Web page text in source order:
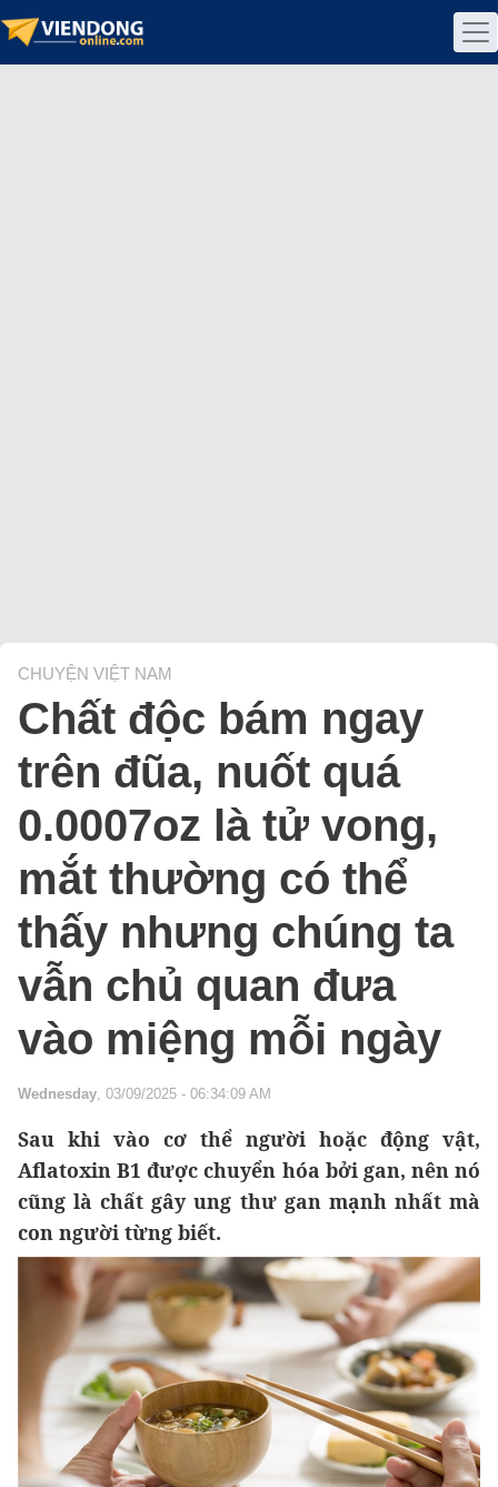
CHUYỆN VIỆT NAM
Chất độc bám ngay
trên đũa, nuốt quá
0.0007oz là tử vong,
mắt thường có thể
thấy nhưng chúng ta
vẫn chủ quan đưa
vào miệng mỗi ngày
Wednesday, 03/09/2025 - 06:34:09 AM
Sau khi vào cơ thể người hoặc động vật,
Aflatoxin B1 được chuyển hóa bởi gan, nên nó
cũng là chất gây ung thư gan mạnh nhất mà
con người từng biết.